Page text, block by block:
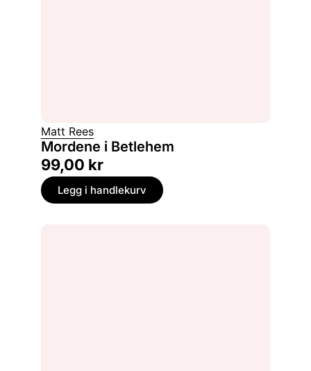
Matt Rees
Mordene i Betlehem
99,00 kr
Legg i handlekurv